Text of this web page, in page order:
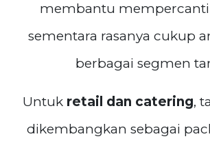
membantu
sementara rasanya cukup
berbagai segmen
Untuk retail dan catering,
dikembangkan sebagai